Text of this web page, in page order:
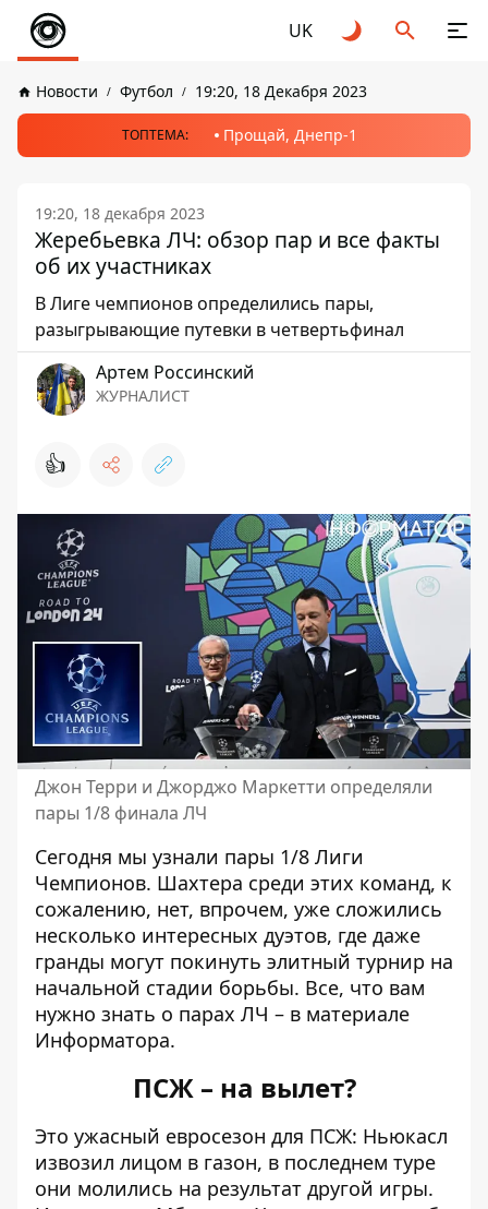
UK
Новости Футбол 19:20, 18 Декабря 2023
ТОПТЕМА: Прощай, Днепр-1
19:20, 18 декабря 2023
Жеребьевка ЛЧ: обзор пар и все факты
об их участниках
В Лиге чемпионов определились пары,
разыгрывающие путевки в четвертьфинал
Артем Россинский
ЖУРНАЛИСТ
👍
Джон Терри и Джорджо Маркетти определяли
пары 1/8 финала ЛЧ
Сегодня мы узнали пары 1/8 Лиги
Чемпионов. Шахтера среди этих команд, к
сожалению, нет, впрочем, уже сложились
несколько интересных дуэтов, где даже
гранды могут покинуть элитный турнир на
начальной стадии борьбы. Все, что вам
нужно знать о парах ЛЧ – в материале
Информатора.
ПСЖ – на вылет?
Это ужасный евросезон для ПСЖ: Ньюкасл
извозил лицом в газон, в последнем туре
они молились на результат другой игры.